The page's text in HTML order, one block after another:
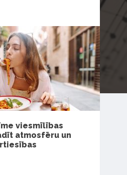
viesmīlības
atmosfēru un